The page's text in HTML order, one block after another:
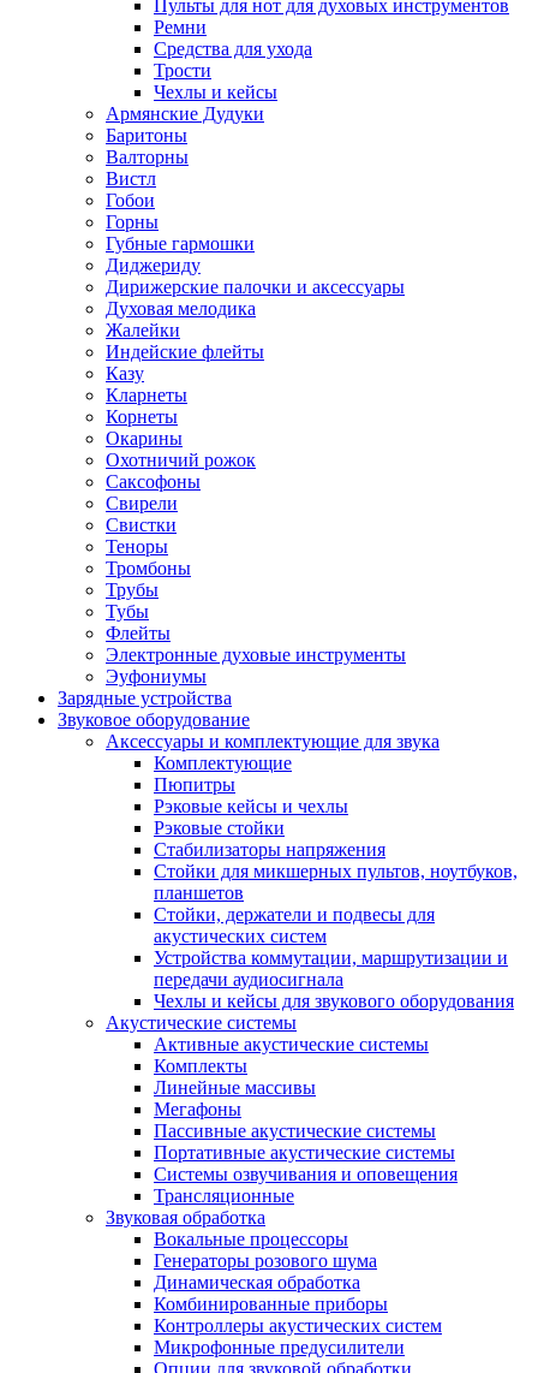
Пульты для нот для духовых инструментов
Ремни
Средства для ухода
Трости
Чехлы и кейсы
Армянские Дудуки
Баритоны
Валторны
Вистл
Гобои
Горны
Губные гармошки
Диджериду
Дирижерские палочки и аксессуары
Духовая мелодика
Жалейки
Индейские флейты
Казу
Кларнеты
Корнеты
Окарины
Охотничий рожок
Саксофоны
Свирели
Свистки
Теноры
Тромбоны
Трубы
Тубы
Флейты
Электронные духовые инструменты
Эуфониумы
Зарядные устройства
Звуковое оборудование
Аксессуары и комплектующие для звука
Комплектующие
Пюпитры
Рэковые кейсы и чехлы
Рэковые стойки
Стабилизаторы напряжения
Стойки для микшерных пультов, ноутбуков,
планшетов
Стойки, держатели и подвесы для
акустических систем
Устройства коммутации, маршрутизации и
передачи аудиосигнала
Чехлы и кейсы для звукового оборудования
Акустические системы
Активные акустические системы
Комплекты
Линейные массивы
Мегафоны
Пассивные акустические системы
Портативные акустические системы
Системы озвучивания и оповещения
Трансляционные
Звуковая обработка
Вокальные процессоры
Генераторы розового шума
Динамическая обработка
Комбинированные приборы
Контроллеры акустических систем
Микрофонные предусилители
Опции для звуковой обработки